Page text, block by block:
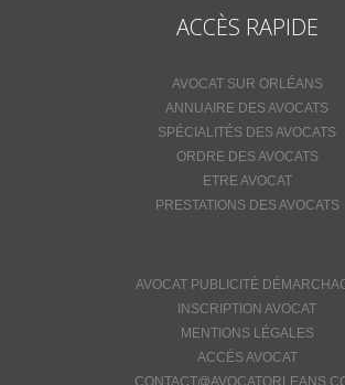
ACCÈS RAPIDE
AVOCAT SUR ORLÉANS
ANNUAIRE DES AVOCATS
SPÉCIALITÉS DES AVOCATS
ORDRE DES AVOCATS
ETRE AVOCAT
PRESTATIONS DES AVOCATS
AVOCAT PUBLICITÉ
INSCRIPTION AVOCAT
MENTIONS LÉGALES
ACCÉS AVOCAT